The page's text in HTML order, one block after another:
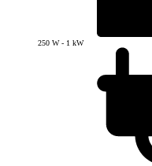
250 W - 1 kW